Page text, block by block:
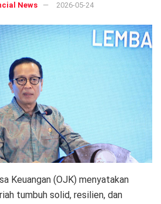
News 2026-05-24
Keuangan (OJK) menyatakan
tumbuh solid, resilien, dan